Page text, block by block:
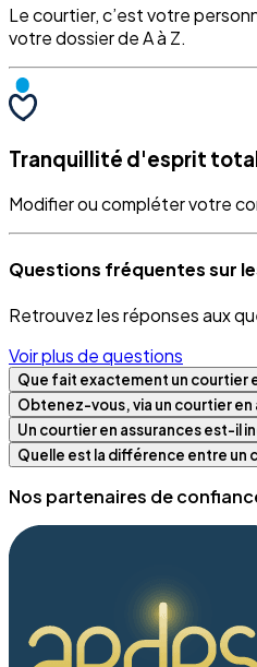
Le courtier, c’est votre
votre dossier de A à Z.
Tranquillité d'esprit
Modifier ou compléter votre
Questions fréquentes sur
Retrouvez les réponses aux
Voir plus de questions
Que fait exactement un courtier
Obtenez-vous, via un courtier en
Un courtier en assurances est-il
Quelle est la différence entre un
Nos partenaires de